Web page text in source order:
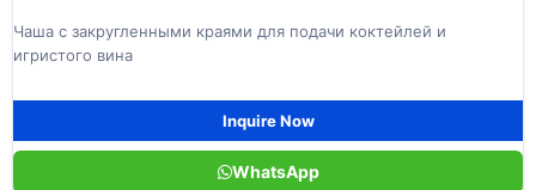
Чаша с закругленными краями для подачи коктейлей и
игристого вина
Inquire Now
WhatsApp